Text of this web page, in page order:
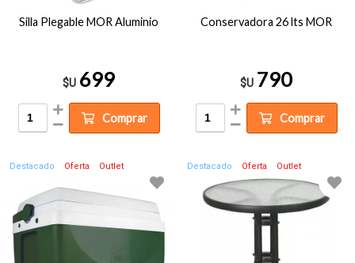
Silla Plegable MOR Aluminio
$U 699
Comprar
Conservadora 26 lts MOR
$U 790
Comprar
Destacado Oferta Outlet Destacado Oferta Outlet